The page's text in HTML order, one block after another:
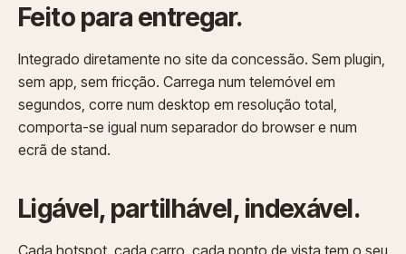
Feito para entregar.
Integrado diretamente no site da concessão. Sem plugin,
sem app, sem fricção. Carrega num telemóvel em
segundos, corre num desktop em resolução total,
comporta-se igual num separador do browser e num
ecrã de stand.
Ligável, partilhável, indexável.
Cada hotspot, cada carro, cada ponto de vista tem o seu